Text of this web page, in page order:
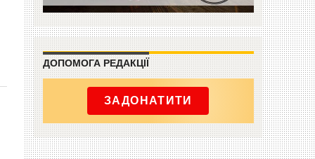
ДОПОМОГА РЕДАКЦІЇ
ЗАДОНАТИТИ